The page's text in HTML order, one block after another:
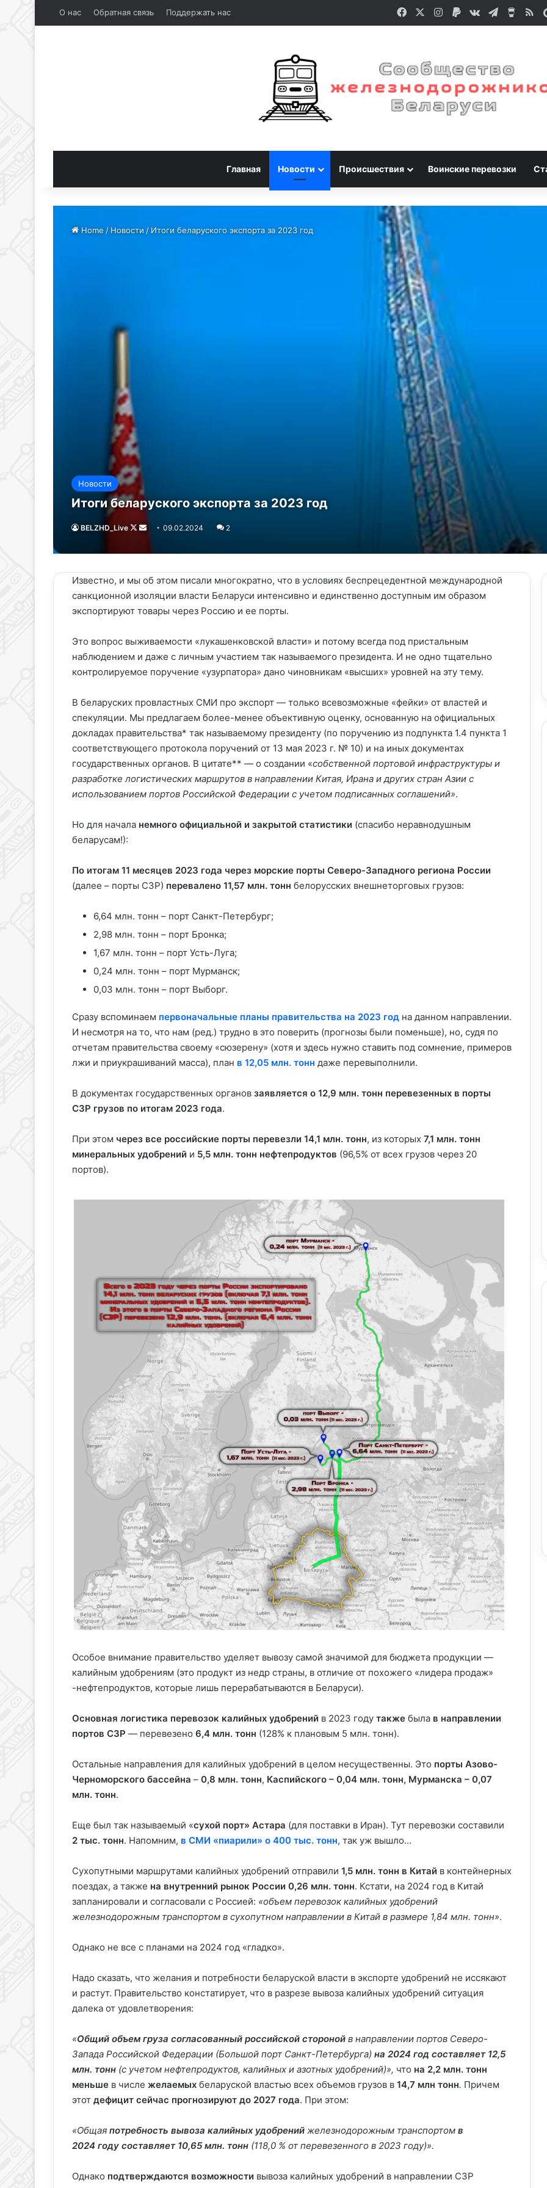
О нас Обратная связь Поддержать нас FacebookInstagram
Paypalvk.com
Telegram
Buy
Главная Новости Происшествия Воинские перевозки
Home /Новости /Итоги беларуского экспорта за 2023 год
Новости
Итоги беларуского экспорта за 2023 год
BELZHD_Live
Follow
Send09.02.2024 2
Известно, и мы об этом писали многократно, что в условиях беспрецедентной международной
санкционной изоляции власти Беларуси интенсивно и единственно доступным им образом
экспортируют товары через Россию и ее порты.
Это вопрос выживаемости «лукашенковской власти» и потому всегда под пристальным
наблюдением и даже с личным участием так называемого президента. И не одно тщательно
контролируемое поручение «узурпатора» дано чиновникам «высших» уровней на эту тему.
В беларуских провластных СМИ про экспорт — только всевозможные «фейки» от властей и
спекуляции. Мы предлагаем более-менее объективную оценку, основанную на официальных
докладах правительства* так называемому президенту (по поручению из подпункта 1.4 пункта 1
соответствующего протокола поручений от 13 мая 2023 г. № 10) и на иных документах
государственных органов. В цитате** — о создании «собственной портовой инфраструктуры и
разработке логистических маршрутов в направлении Китая, Ирана и других стран Азии с
использованием портов Российской Федерации с учетом подписанных соглашений».
Но для начала немного официальной и закрытой статистики (спасибо неравнодушным
беларусам!):
По итогам 11 месяцев 2023 года через морские порты Северо-Западного региона России
(далее – порты СЗР) перевалено 11,57 млн. тонн белорусских внешнеторговых грузов:
6,64 млн. тонн – порт Санкт-Петербург;
2,98 млн. тонн – порт Бронка;
1,67 млн. тонн – порт Усть-Луга;
0,24 млн. тонн – порт Мурманск;
0,03 млн. тонн – порт Выборг.
Сразу вспоминаем первоначальные планы правительства на 2023 год на данном направлении.
И несмотря на то, что нам (ред.) трудно в это поверить (прогнозы были поменьше), но, судя по
отчетам правительства своему «сюзерену» (хотя и здесь нужно ставить под сомнение, примеров
лжи и приукрашиваний масса), план в 12,05 млн. тонн даже перевыполнили.
В документах государственных органов заявляется о 12,9 млн. тонн перевезенных в порты
СЗР грузов по итогам 2023 года.
При этом через все российские порты перевезли 14,1 млн. тонн, из которых 7,1 млн. тонн
минеральных удобрений и 5,5 млн. тонн нефтепродуктов (96,5% от всех грузов через 20
портов).
Особое внимание правительство уделяет вывозу самой значимой для бюджета продукции —
калийным удобрениям (это продукт из недр страны, в отличие от похожего «лидера продаж»
-нефтепродуктов, которые лишь перерабатываются в Беларуси).
Основная логистика перевозок калийных удобрений в 2023 году также была в направлении
портов СЗР — перевезено 6,4 млн. тонн (128% к плановым 5 млн. тонн).
Остальные направления для калийных удобрений в целом несущественны. Это порты Азово-
Черноморского бассейна – 0,8 млн. тонн, Каспийского – 0,04 млн. тонн, Мурманска – 0,07
млн. тонн.
Еще был так называемый «сухой порт» Астара (для поставки в Иран). Тут перевозки составили
2 тыс. тонн. Напомним, в СМИ «пиарили» о 400 тыс. тонн, так уж вышло…
Сухопутными маршрутами калийных удобрений отправили 1,5 млн. тонн в Китай в контейнерных
поездах, а также на внутренний рынок России 0,26 млн. тонн. Кстати, на 2024 год в Китай
запланировали и согласовали с Россией: «объем перевозок калийных удобрений
железнодорожным транспортом в сухопутном направлении в Китай в размере 1,84 млн. тонн».
Однако не все с планами на 2024 год «гладко».
Надо сказать, что желания и потребности беларуской власти в экспорте удобрений не иссякают
и растут. Правительство констатирует, что в разрезе вывоза калийных удобрений ситуация
далека от удовлетворения:
«Общий объем груза согласованный российской стороной в направлении портов Северо-
Запада Российской Федерации (Большой порт Санкт-Петербурга) на 2024 год составляет 12,5
млн. тонн (с учетом нефтепродуктов, калийных и азотных удобрений)», что на 2,2 млн. тонн
меньше в числе желаемых беларуской властью всех объемов грузов в 14,7 млн тонн. Причем
этот дефицит сейчас прогнозируют до 2027 года. При этом:
«Общая потребность вывоза калийных удобрений железнодорожным транспортом в
2024 году составляет 10,65 млн. тонн (118,0 % от перевезенного в 2023 году)».
Однако подтверждаются возможности вывоза калийных удобрений в направлении СЗР